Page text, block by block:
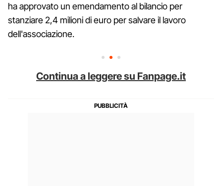
ha approvato un emendamento al bilancio per
stanziare 2,4 milioni di euro per salvare il lavoro
dell'associazione.
Continua a leggere su Fanpage.it